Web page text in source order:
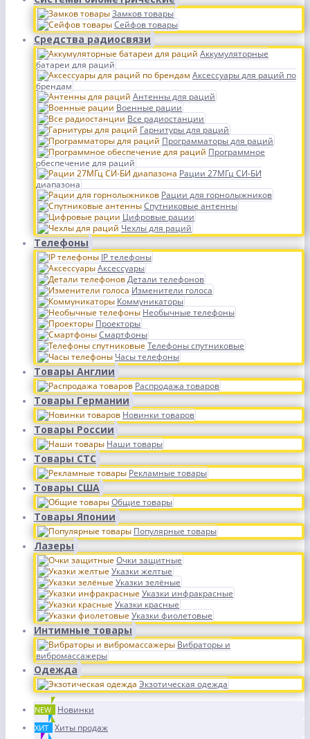
Замков товары
Сейфов товары
Средства радиосвязи
Аккумуляторные
батареи для раций
Аксессуары для раций по
брендам
Антенны для раций
Военные рации
Все радиостанции
Гарнитуры для раций
Программаторы для раций
Программное
обеспечение для раций
Рации 27МГц СИ-БИ
диапазона
Рации для горнолыжников
Спутниковые антенны
Цифровые рации
Чехлы для раций
Телефоны
IP телефоны
Аксессуары
Детали телефонов
Изменители голоса
Коммуникаторы
Необычные телефоны
Проекторы
Смартфоны
Телефоны спутниковые
Часы телефоны
Товары Англии
Распродажа товаров
Товары Германии
Новинки товаров
Товары России
Наши товары
Товары СТС
Рекламные товары
Товары США
Общие товары
Товары Японии
Популярные товары
Лазеры
Очки защитные
Указки желтые
Указки зелёные
Указки инфракрасные
Указки красные
Указки фиолетовые
Интимные товары
Вибраторы и
вибромассажеры
Одежда
Экзотическая одежда
NEW Новинки
ХИТ Хиты продаж